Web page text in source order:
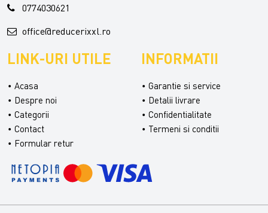
0774030621
office@reducerixxl.ro
LINK-URI UTILE
Acasa
Despre noi
Categorii
Contact
Formular retur
INFORMATII
Garantie si service
Detalii livrare
Confidentialitate
Termeni si conditii